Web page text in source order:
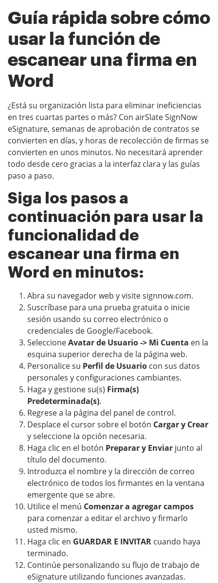
Guía rápida sobre cómo
usar la función de
escanear una firma en
Word
¿Está su organización lista para eliminar ineficiencias
en tres cuartas partes o más? Con airSlate SignNow
eSignature, semanas de aprobación de contratos se
convierten en días, y horas de recolección de firmas se
convierten en unos minutos. No necesitará aprender
todo desde cero gracias a la interfaz clara y las guías
paso a paso.
Siga los pasos a
continuación para usar la
funcionalidad de
escanear una firma en
Word en minutos:
Abra su navegador web y visite signnow.com.
Suscríbase para una prueba gratuita o inicie
sesión usando su correo electrónico o
credenciales de Google/Facebook.
SeleccioneAvatar de Usuario -> Mi Cuenta en la
esquina superior derecha de la página web.
Personalice su Perfil de Usuario con sus datos
personales y configuraciones cambiantes.
Haga y gestione su(s) Firma(s)
Predeterminada(s).
Regrese a la página del panel de control.
Desplace el cursor sobre el botón Cargar y Crear
y seleccione la opción necesaria.
Haga clic en el botón Preparar y Enviar junto al
título del documento.
Introduzca el nombre y la dirección de correo
electrónico de todos los firmantes en la ventana
emergente que se abre.
Utilice el menú Comenzar a agregar campos
para comenzar a editar el archivo y firmarlo
usted mismo.
Haga clic en GUARDAR E INVITAR cuando haya
terminado.
Continúe personalizando su flujo de trabajo de
eSignature utilizando funciones avanzadas.